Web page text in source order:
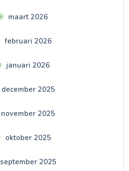
maart 2026
februari 2026
januari 2026
december 2025
november 2025
oktober 2025
september 2025